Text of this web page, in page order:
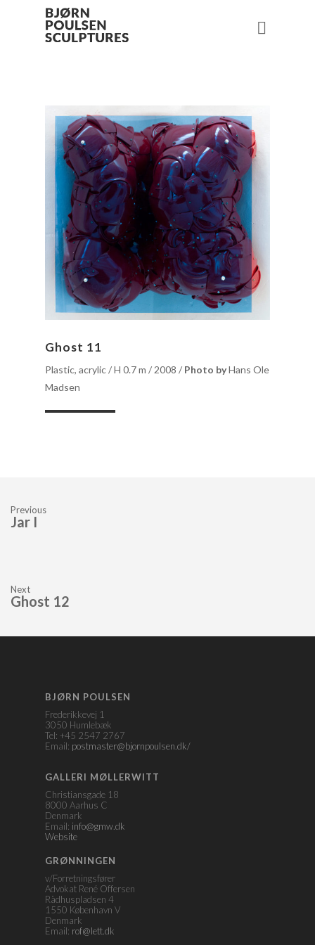
Ghost 11
Plastic, acrylic /H 0.7 m / 2008 / Photo byHans Ole
Madsen
Previous
Jar I
Next
Ghost 12
BJØRN POULSEN
Frederikkevej 1
3050 Humlebæk
Tel: +45 2547 2767
Email: postmaster@bjornpoulsen.dk/
GALLERI MØLLERWITT
Christiansgade 18
8000 Aarhus C
Denmark
Email: info@gmw.dk
Website
GRØNNINGEN
v/Forretningsfører
Advokat René Offersen
Rådhuspladsen 4
1550 København V
Denmark
Email: rof@lett.dk